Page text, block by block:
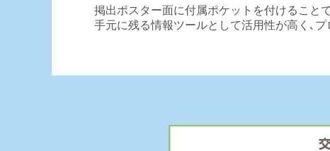
掲出ポスター面に付属ポケットを付けること
手元に残る情報ツールとして活用性が高く､